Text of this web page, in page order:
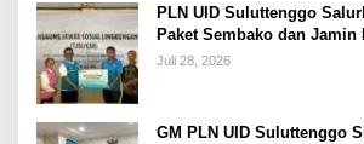
PLN UID Suluttenggo
Paket Sembako dan Jamin
Kelistrikan Pasca Bencana
Juli 28, 2026
GM PLN UID Suluttenggo